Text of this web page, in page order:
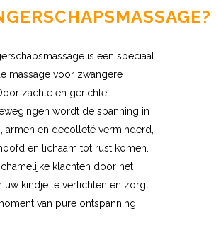
is een speciaal
massage voor zwangere
zachte en gerichte
wordt de spanning in
armen en decolleté verminderd,
en lichaam tot rust komen.
klachten door het
uw kindje te verlichten en zorgt
van pure ontspanning.